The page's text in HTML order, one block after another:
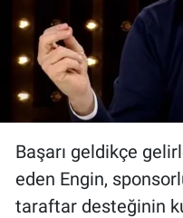
Başarı geldikçe
eden Engin,
taraftar desteğinin